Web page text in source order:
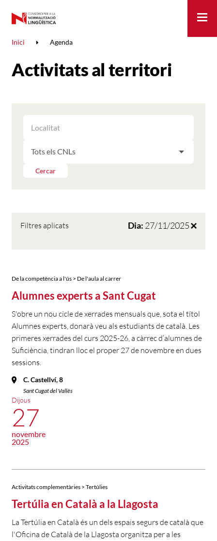
Inici Agenda
Activitats al territori
ELS
RESULTATS
LES
PER
LES
Cercar
Filtres aplicats Dia: 27/11/2025
De la competència a l'ús > De l'aula al carrer
Alumnes experts a Sant Cugat
S'obre un nou cicle de xerrades mensuals que, sota el títol
Alumnes experts, donarà veu als estudiants de català. Les
primeres xerrades del curs 2025-26, a càrrec d’alumnes de
Suficiència, tindran lloc el proper 27 de novembre en dues
sessions.
C. Castellví, 8
Sant Cugat del Vallès
Dijous
27
novembre
2025
Activitats complementàries > Tertúlies
Tertúlia en Català a la Llagosta
La Tertúlia en Català és un dels espais segurs de català que
l'Oficina de Català de la Llagosta organitza per a les